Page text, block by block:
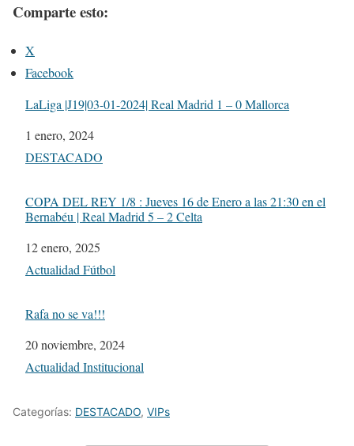
Comparte esto:
X
Facebook
LaLiga |J19|03-01-2024| Real Madrid 1 – 0 Mallorca
Fecha
1 enero, 2024
Respecto a
DESTACADO
COPA DEL REY 1/8 : Jueves 16 de Enero a las 21:30 en el
Bernabéu | Real Madrid 5 – 2 Celta
Fecha
12 enero, 2025
Respecto a
Actualidad Fútbol
Rafa no se va!!!
Fecha
20 noviembre, 2024
Respecto a
Actualidad Institucional
Categorías: DESTACADO, VIPs